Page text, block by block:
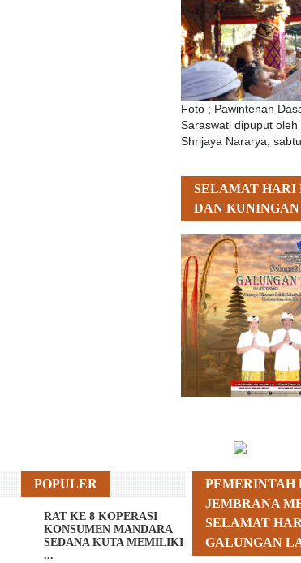
Foto ; Pawintenan
Saraswati dipuput
Shrijaya Nararya,
SELAMAT HARI
DAN KUNINGAN
POPULER
RAT KE 8 KOPERASI
KONSUMEN MANDARA
SEDANA KUTA MEMILIKI
...
PEMERINTAH
JEMBRANA
SELAMAT
GALUNGAN